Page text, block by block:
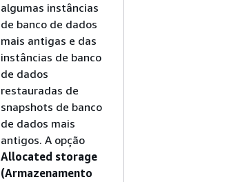
algumas instâncias
de banco de dados
mais antigas e das
instâncias de banco
de dados
restauradas de
snapshots de banco
de dados mais
antigos. A opção
Allocated storage
(Armazenamento